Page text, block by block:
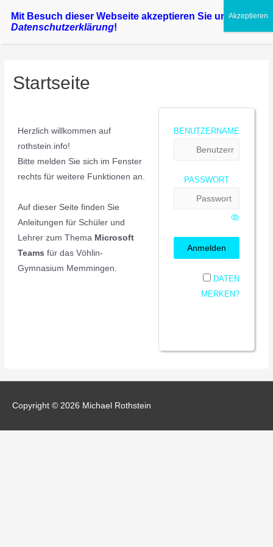
Inhalt
Startseite
Herzlich willkommen auf
rothstein.info!
Bitte melden Sie sich im Fenster
rechts für weitere Funktionen an.
Auf dieser Seite finden Sie
Anleitungen für Schüler und
Lehrer zum Thema Microsoft
Teams für das Vöhlin-
Gymnasium Memmingen.
BENUTZERNAME
PASSWORT
DATEN
MERKEN?
Copyright © 2026 Michael Rothstein
Mit Besuch dieser Webseite akzeptieren Sie unsere
Datenschutzerklärung!